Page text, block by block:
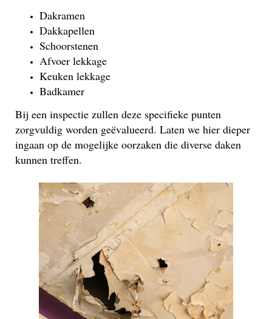
Dakramen
Dakkapellen
Schoorstenen
Afvoer lekkage
Keuken lekkage
Badkamer
Bij een inspectie zullen deze specifieke punten
zorgvuldig worden geëvalueerd. Laten we hier dieper
ingaan op de mogelijke oorzaken die diverse daken
kunnen treffen.